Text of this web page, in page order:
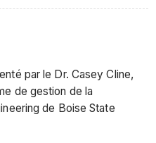
par le Dr. Casey Cline,
de gestion de la
de Boise State